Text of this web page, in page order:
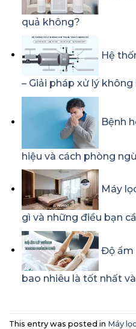
quả không?
Hệ
– Giải pháp xử lý
Bệnh
hiệu và cách phòng
Máy
gì và những điều bạn
Độ ẩm
bao nhiêu là tốt nhất
This entry was posted in Máy